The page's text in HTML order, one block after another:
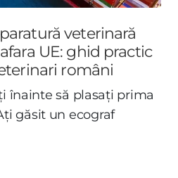
veterinară
UE: ghid practic
români
înainte să plasați prima
găsit un ecograf